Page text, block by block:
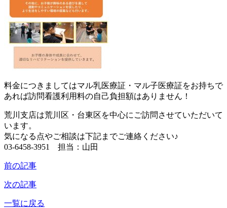
料金につきましてはマル乳医療証・マル子医療証をお持ちで
あれば訪問看護利用料の自己負担額はありません！
荒川支店は荒川区・台東区を中心にご訪問させていただいて
います。
気になる点やご相談は下記までご連絡ください♪
03-6458-3951 担当：山田
前の記事
次の記事
一覧に戻る